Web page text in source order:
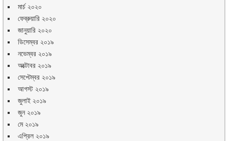
মার্চ ২০২০
ফেব্রুয়ারি ২০২০
জানুয়ারি ২০২০
ডিসেম্বর ২০১৯
নভেম্বর ২০১৯
অক্টোবর ২০১৯
সেপ্টেম্বর ২০১৯
আগস্ট ২০১৯
জুলাই ২০১৯
জুন ২০১৯
মে ২০১৯
এপ্রিল ২০১৯